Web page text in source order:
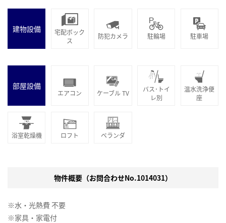
建物設備
宅配ボック
ス
防犯カメラ 駐輪場 駐車場
部屋設備
エアコン ケーブル TV
バス･トイ
レ別
温水洗浄便
座
浴室乾燥機 ロフト ベランダ
物件概要（お問合わせNo.1014031）
※水・光熱費 不要
※家具・家電付